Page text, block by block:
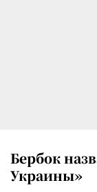
Бербок
Украины»